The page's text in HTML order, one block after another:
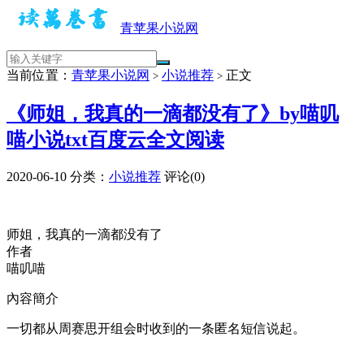
青苹果小说网
当前位置： 青苹果小说网 > 小说推荐 > 正文
《师姐，我真的一滴都没有了》by喵叽
喵小说txt百度云全文阅读
2020-06-10 分类： 小说推荐 评论(0)
师姐，我真的一滴都没有了
作者
喵叽喵
內容簡介
一切都从周赛思开组会时收到的一条匿名短信说起。